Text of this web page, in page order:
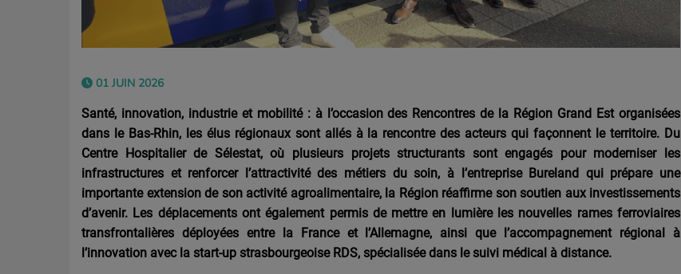
01 JUIN 2026
Santé, innovation, industrie et mobilité : à l’occasion des Rencontres de la Région Grand Est organisées
dans le Bas-Rhin, les élus régionaux sont allés à la rencontre des acteurs qui façonnent le territoire. Du
Centre Hospitalier de Sélestat, où plusieurs projets structurants sont engagés pour moderniser les
infrastructures et renforcer l’attractivité des métiers du soin, à l’entreprise Bureland qui prépare une
importante extension de son activité agroalimentaire, la Région réaffirme son soutien aux investissements
d’avenir. Les déplacements ont également permis de mettre en lumière les nouvelles rames ferroviaires
transfrontalières déployées entre la France et l’Allemagne, ainsi que l’accompagnement régional à
l’innovation avec la start-up strasbourgeoise RDS, spécialisée dans le suivi médical à distance.